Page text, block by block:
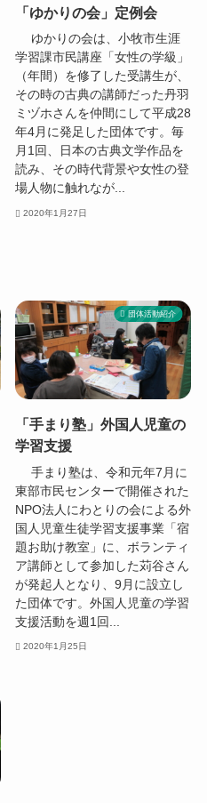
「ゆかりの会」定例会
ゆかりの会は、小牧市生涯
学習課市民講座「女性の学級」
（年間）を修了した受講生が、
その時の古典の講師だった丹羽
ミヅホさんを仲間にして平成28
年4月に発足した団体です。毎
月1回、日本の古典文学作品を
読み、その時代背景や女性の登
場人物に触れなが...
2020年1月27日
団体活動紹介
「手まり塾」外国人児童の
学習支援
手まり塾は、令和元年7月に
東部市民センターで開催された
NPO法人にわとりの会による外
国人児童生徒学習支援事業「宿
題お助け教室」に、ボランティ
ア講師として参加した苅谷さん
が発起人となり、9月に設立し
た団体です。外国人児童の学習
支援活動を週1回...
2020年1月25日